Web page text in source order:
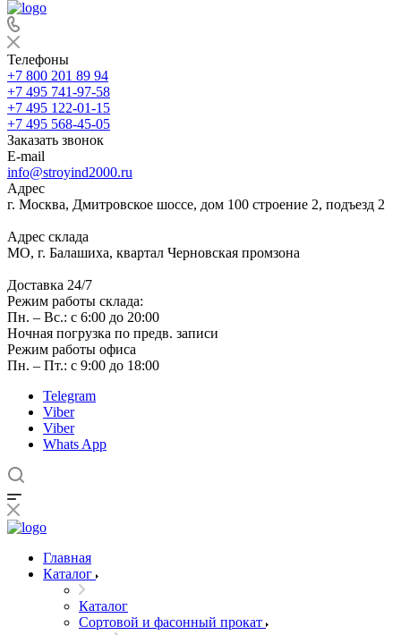
Телефоны
+7 800 201 89 94
+7 495 741-97-58
+7 495 122-01-15
+7 495 568-45-05
Заказать звонок
E-mail
info@stroyind2000.ru
Адрес
г. Москва, Дмитровское шоссе, дом 100 строение 2, подъезд 2
Адрес склада
МО, г. Балашиха, квартал Черновская промзона
Доставка 24/7
Режим работы склада:
Пн. – Вс.: с 6:00 до 20:00
Ночная погрузка по предв. записи
Режим работы офиса
Пн. – Пт.: с 9:00 до 18:00
Telegram
Viber
Viber
Whats App
Главная
Каталог
Каталог
Сортовой и фасонный прокат